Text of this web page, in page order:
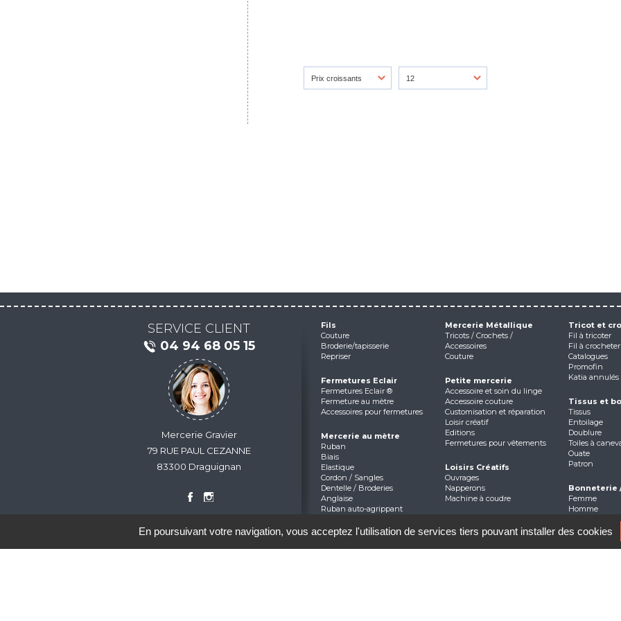
SERVICE CLIENT
04 94 68 05 15
Mercerie Gravier
79 RUE PAUL CEZANNE
83300 Draguignan
Fils
Couture
Broderie/tapisserie
Repriser
Fermetures Eclair
Fermetures Eclair ®
Fermeture au mètre
Accessoires pour fermetures
Mercerie au mètre
Ruban
Biais
Elastique
Cordon / Sangles
Dentelle / Broderies
Anglaise
Ruban auto-agrippant
Galon rideaux et accessoires
Mercerie Métallique
Tricots / Crochets /
Accessoires
Couture
Petite mercerie
Accessoire et soin du linge
Accessoire couture
Customisation et réparation
Loisir créatif
Editions
Fermetures pour vêtements
Loisirs Créatifs
Ouvrages
Napperons
Machine à coudre
Etiquettes noms tissés
Tricot et
Fil à tricoter
Fil à crocheter
Catalogues
Promofin
Katia annulés
Tissus et
Tissus
Entoilage
Doublure
Toiles à
Ouate
Patron
Bonneterie
Femme
Homme
En poursuivant votre navigation, vous acceptez l'utilisation de services tiers pouvant installer des cookies